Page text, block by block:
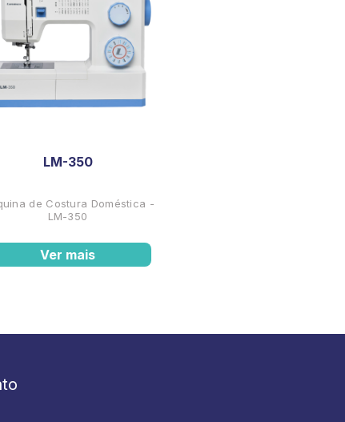
LM-350
de Costura Doméstica -
LM-350
Ver mais